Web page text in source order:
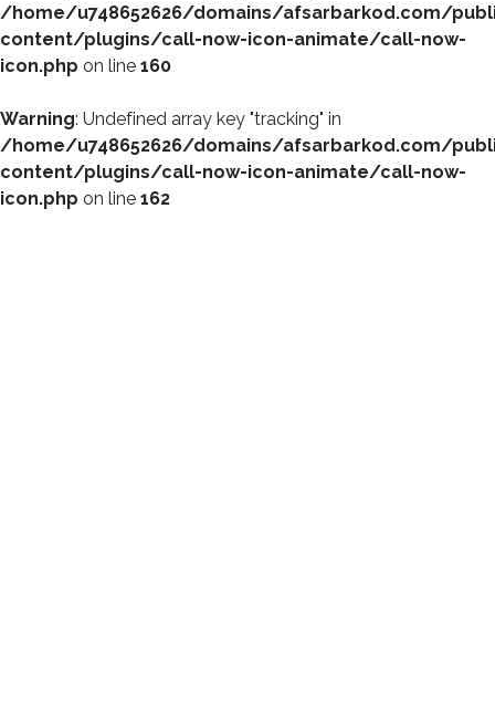
/home/u748652626/domains/afsarbarkod.com/
content/plugins/call-now-icon-animate/call-now-
icon.php on line 160
Warning: Undefined array key "tracking" in
/home/u748652626/domains/afsarbarkod.com/
content/plugins/call-now-icon-animate/call-now-
icon.php on line 162